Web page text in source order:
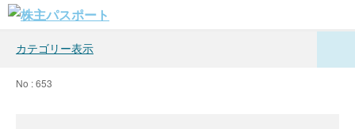
カテゴリー表示
No : 653